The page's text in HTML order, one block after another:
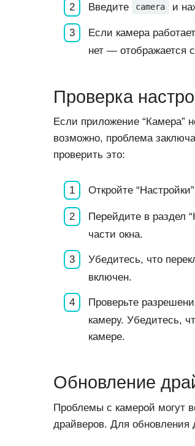
Введите camera и
Если камера
нет — отображается
Проверка
Если приложение “Камера”
возможно, проблема
проверить это:
Откройте
Перейдите в раздел
части окна.
Убедитесь, что
включен.
Проверьте
камеру. Убедитесь,
камере.
Обновление
Проблемы с камерой могут
драйверов. Для